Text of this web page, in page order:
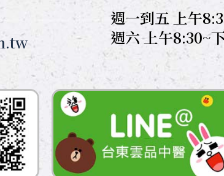
週一到五 上午
週六 上午8:30~